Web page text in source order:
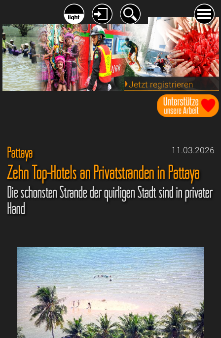
Jetzt registrieren
11.03.2026
Pattaya
Zehn Top-Hotels an Privatstränden in Pattaya
Die schönsten Strände der quirligen Stadt sind in privater
Hand